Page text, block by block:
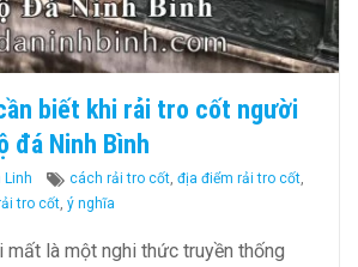
biết khi rải tro cốt người
đá Ninh Bình
Linh Tags
cách rải tro cốt, địa điểm rải tro cốt,
tro cốt, ý nghĩa
mất là một nghi thức truyền thống